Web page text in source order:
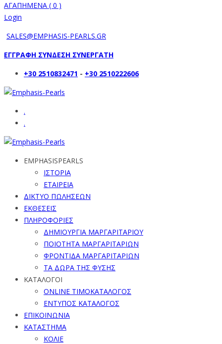
ΑΓΑΠΗΜΕΝΑ ( 0 )
Login
SALES@EMPHASIS-PEARLS.GR
ΕΓΓΡΑΦΗ ΣΥΝΔΕΣΗ ΣΥΝΕΡΓΑΤΗ
+30 2510832471 - +30 2510222606
.
.
EMPHASISPEARLS
ΙΣΤΟΡΙΑ
ΕΤΑΙΡΕΙΑ
ΔΙΚΤΥΟ ΠΩΛΗΣΕΩΝ
ΕΚΘΕΣΕΙΣ
ΠΛΗΡΟΦΟΡΙΕΣ
ΔΗΜΙΟΥΡΓΙΑ ΜΑΡΓΑΡΙΤΑΡΙΟΥ
ΠΟΙΟΤΗΤΑ ΜΑΡΓΑΡΙΤΑΡΙΩΝ
ΦΡΟΝΤΙΔΑ ΜΑΡΓΑΡΙΤΑΡΙΩΝ
ΤΑ ΔΩΡΑ ΤΗΣ ΦΥΣΗΣ
ΚΑΤΑΛΟΓΟΙ
ONLINE ΤΙΜΟΚΑΤΑΛΟΓΟΣ
ΕΝΤΥΠΟΣ ΚΑΤΑΛΟΓΟΣ
ΕΠΙΚΟΙΝΩΝΙΑ
ΚΑΤΑΣΤΗΜΑ
ΚΟΛΙΕ